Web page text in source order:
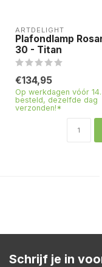
ARTDELIGHT
Plafondlamp
30 - Titan
€134,95
Op werkdagen vóór
besteld, dezelfde dag
verzonden!*
Schrijf je in